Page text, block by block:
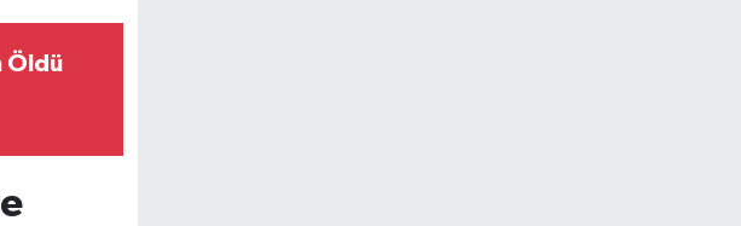
Öldü